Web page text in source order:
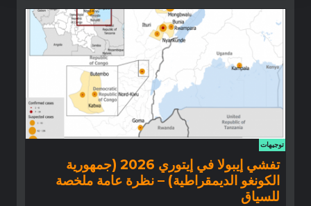
توجيهات
تفشي إيبولا في إيتوري 2026 (جمهورية
الكونغو الديمقراطية) – نظرة عامة ملخصة
للسياق